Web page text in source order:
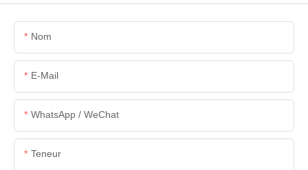
Nom
E-Mail
WhatsApp / WeChat
Teneur